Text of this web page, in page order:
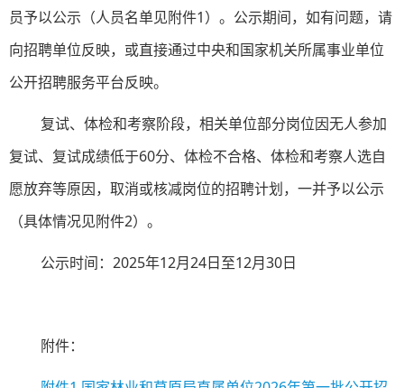
员予以公示（人员名单见附件1）。公示期间，如有问题，请
向招聘单位反映，或直接通过中央和国家机关所属事业单位
公开招聘服务平台反映。
复试、体检和考察阶段，相关单位部分岗位因无人参加
复试、复试成绩低于60分、体检不合格、体检和考察人选自
愿放弃等原因，取消或核减岗位的招聘计划，一并予以公示
（具体情况见附件2）。
公示时间：2025年12月24日至12月30日
附件：